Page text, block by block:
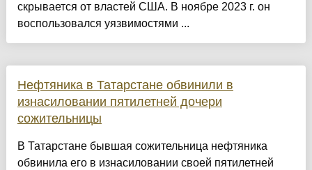
скрывается от властей США. В ноябре 2023 г. он
воспользовался уязвимостями ...
Нефтяника в Татарстане обвинили в
изнасиловании пятилетней дочери
сожительницы
В Татарстане бывшая сожительница нефтяника
обвинила его в изнасиловании своей пятилетней